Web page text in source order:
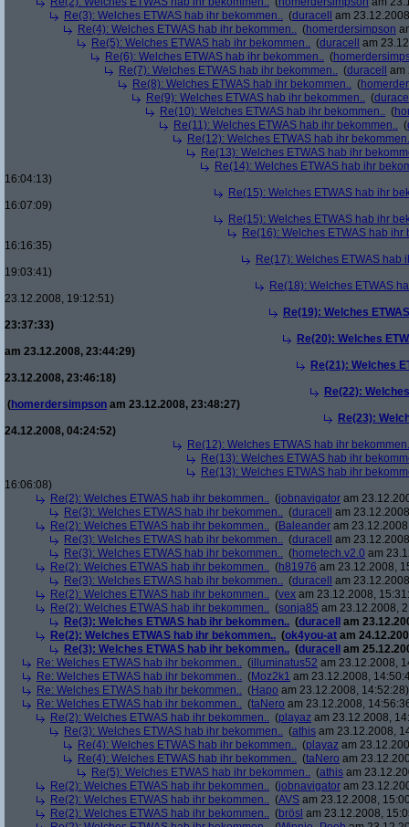
Re(3): Welches ETWAS hab ihr bekommen.. (duracell
am
Re(4): Welches ETWAS hab ihr bekommen.. (homerdersimpson
Re(5): Welches ETWAS hab ihr bekommen.. (duracell
am
Re(6): Welches ETWAS hab ihr bekommen.. (
Re(7): Welches ETWAS hab ihr bekommen.. (duracell
am
Re(8): Welches ETWAS hab ihr bekommen.. (
Re(9): Welches ETWAS hab ihr bekommen.. (
Re(10): Welches ETWAS hab ihr bekommen.. (
Re(11): Welches ETWAS hab ihr bekommen.. (
Re(12): Welches ETWAS hab ihr
Re(13): Welches ETWAS hab ihr
Re(14): Welches ETWAS hab ihr
16:04:13)
Re(15): Welches ETWAS hab ihr
16:07:09)
Re(15): Welches ETWAS hab ihr
Re(16): Welches ETWAS hab ihr
16:16:35)
Re(17): Welches ETWAS hab
19:03:41)
Re(18): Welches ETWAS
23.12.2008, 19:12:51)
Re(19): Welches
23:37:33)
Re(20): Welches
am 23.12.2008, 23:44:29)
Re(21): Welches
23.12.2008, 23:46:18)
Re(22):
(homerdersimpson am 23.12.2008, 23:48:27)
Re(23):
24.12.2008, 04:24:52)
Re(12): Welches ETWAS hab ihr
Re(13): Welches ETWAS hab ihr
Re(13): Welches ETWAS hab ihr
16:06:08)
Re(2): Welches ETWAS hab ihr bekommen.. (jobnavigator am
Re(3): Welches ETWAS hab ihr bekommen.. (duracell
am
Re(2): Welches ETWAS hab ihr bekommen.. (Baleander am
Re(3): Welches ETWAS hab ihr bekommen.. (duracell
am
Re(3): Welches ETWAS hab ihr bekommen.. (hometech.v2.0 am
Re(2): Welches ETWAS hab ihr bekommen.. (h81976 am 23.12.2008,
Re(3): Welches ETWAS hab ihr bekommen.. (duracell
am
Re(2): Welches ETWAS hab ihr bekommen.. (vex am 23.12.2008,
Re(2): Welches ETWAS hab ihr bekommen.. (sonja85 am 23.12.2008,
Re(3): Welches ETWAS hab ihr bekommen.. (duracell
am
Re(2): Welches ETWAS hab ihr bekommen.. (ok4you-at am
Re(3): Welches ETWAS hab ihr bekommen.. (duracell
am
Re: Welches ETWAS hab ihr bekommen.. (illuminatus52 am 23.12.2008,
Re: Welches ETWAS hab ihr bekommen.. (Moz2k1 am 23.12.2008,
Re: Welches ETWAS hab ihr bekommen.. (Hapo am 23.12.2008, 14:52:28)
Re: Welches ETWAS hab ihr bekommen.. (taNero am 23.12.2008,
Re(2): Welches ETWAS hab ihr bekommen.. (playaz am 23.12.2008,
Re(3): Welches ETWAS hab ihr bekommen.. (athis am 23.12.2008,
Re(4): Welches ETWAS hab ihr bekommen.. (playaz am
Re(4): Welches ETWAS hab ihr bekommen.. (taNero am
Re(5): Welches ETWAS hab ihr bekommen.. (athis am
Re(2): Welches ETWAS hab ihr bekommen.. (jobnavigator am
Re(2): Welches ETWAS hab ihr bekommen.. (AVS am 23.12.2008,
Re(2): Welches ETWAS hab ihr bekommen.. (brösl am 23.12.2008,